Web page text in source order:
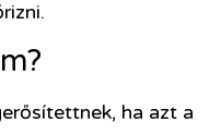
ha azt a